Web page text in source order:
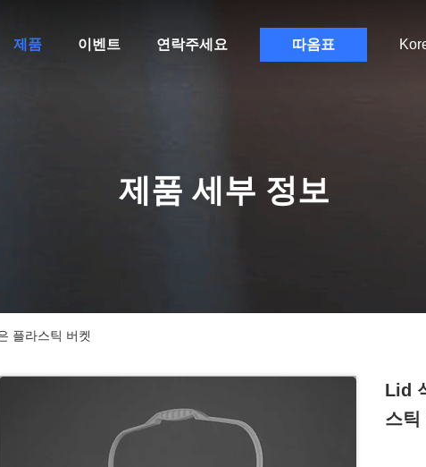
제품 이벤트 연락주세요 따옴표
제품 세부 정보
플라스틱 버켓
Lid
스틱